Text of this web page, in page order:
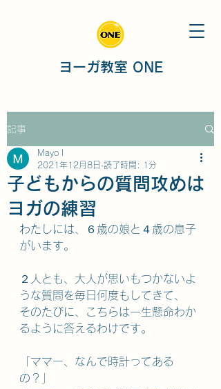
ヨーガ教室 ONE
記事
子どもからの質問攻めは
ヨガの練習
Mayo I
2021年12月8日 読了時間: 1分
わたしには、６歳の娘と４歳の息子
がいます。
２人とも、大人が思いもつかないよ
うな質問を毎日何度もしてきて、
そのたびに、こちらは一生懸命わか
るように答えるわけです。
「ママー、なんで時計ってある
の？」